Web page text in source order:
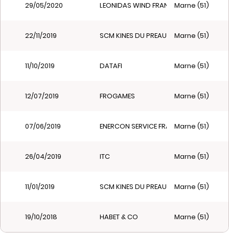
29/05/2020 LEONIDAS WIND FRANCEMarne (51)
22/11/2019 SCM KINES DU PREAU Marne (51)
11/10/2019 DATAFI Marne (51)
12/07/2019 FROGAMES Marne (51)
07/06/2019 ENERCON SERVICE FRANCE EST
Marne (51)
26/04/2019 ITC Marne (51)
11/01/2019 SCM KINES DU PREAU Marne (51)
19/10/2018 HABET & CO Marne (51)